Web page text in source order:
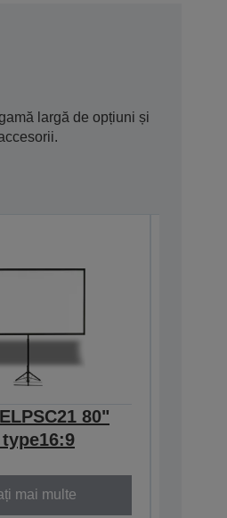
largă de opțiuni și
80"
mai multe